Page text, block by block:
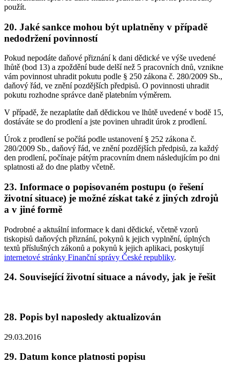
použít.
20. Jaké sankce mohou být uplatněny v případě
nedodržení povinností
Pokud nepodáte daňové přiznání k dani dědické ve výše uvedené
lhůtě (bod 13) a zpoždění bude delší než 5 pracovních dnů, vznikne
vám povinnost uhradit pokutu podle § 250 zákona č. 280/2009 Sb.,
daňový řád, ve znění pozdějších předpisů. O povinnosti uhradit
pokutu rozhodne správce daně platebním výměrem.
V případě, že nezaplatíte daň dědickou ve lhůtě uvedené v bodě 15,
dostáváte se do prodlení a jste povinen uhradit úrok z prodlení.
Úrok z prodlení se počítá podle ustanovení § 252 zákona č.
280/2009 Sb., daňový řád, ve znění pozdějších předpisů, za každý
den prodlení, počínaje pátým pracovním dnem následujícím po dni
splatnosti až do dne platby včetně.
23. Informace o popisovaném postupu (o řešení
životní situace) je možné získat také z jiných zdrojů
a v jiné formě
Podrobné a aktuální informace k dani dědické, včetně vzorů
tiskopisů daňových přiznání, pokynů k jejich vyplnění, úplných
textů příslušných zákonů a pokynů k jejich aplikaci, poskytují
internetové stránky Finanční správy České republiky.
24. Související životní situace a návody, jak je řešit
28. Popis byl naposledy aktualizován
29.03.2016
29. Datum konce platnosti popisu